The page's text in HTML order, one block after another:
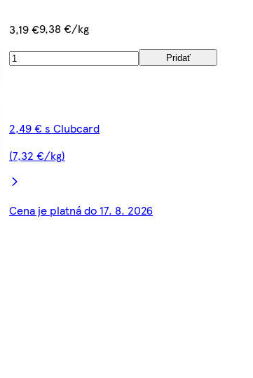
3,19 €9,38 €/kg
Pridať
2,49 € s Clubcard
(7,32 €/kg)
Cena je platná do 17. 8. 2026